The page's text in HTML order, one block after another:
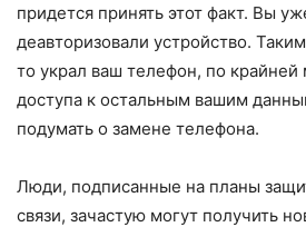
придется принять этот факт. Вы
деавторизовали устройство.
то украл ваш телефон, по крайней
доступа к остальным вашим
подумать о замене телефона.
Люди, подписанные на планы
связи, зачастую могут получить